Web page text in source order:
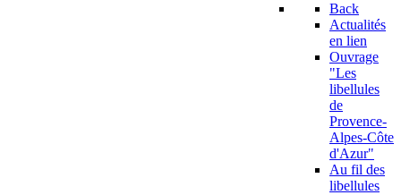
Back
Actualités
en lien
Ouvrage
"Les
libellules
de
Provence-
Alpes-Côte
d'Azur"
Au fil des
libellules